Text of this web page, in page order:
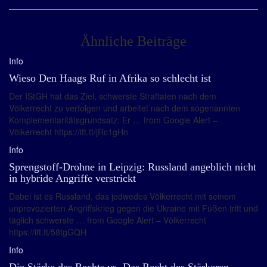
Ähnliche Beiträge
Info
Wieso Den Haags Ruf in Afrika so schlecht ist
Der IStGH hat das Ziel, schwerste Straftaten nach dem
Völkerrecht zu verfolgen und arbeitet nach dem sogenannten
Komplementaritätsgrundsatz: Er … from Google Alert –
Völkerrecht https://ift.tt/jRc1gHn
Info
Sprengstoff-Drohne in Leipzig: Russland angeblich nicht
in hybride Angriffe verstrickt
Dabei ist es Russland, das jedwedes Völkerrecht mit seinem
unprovozierten Angriffskrieg gegen die Ukraine mit Füßen tritt und
täglich schwerste … from Google Alert – Völkerrecht
https://ift.tt/58tgGQH
Info